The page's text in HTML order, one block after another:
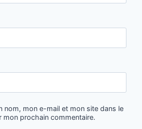
nom, mon e-mail et mon site dans le
mon prochain commentaire.